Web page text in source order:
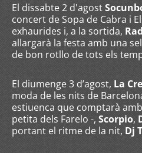
El dissabte 2 d'agost
concert de Sopa de Cabra i
exhaurides i, a la sortida,
allargarà la festa amb una
de bon rotllo de tots els
El diumenge 3 d’agost, La
moda de les nits de
estiuenca que comptarà
petita dels Farelo -, Scorpio,
portant el ritme de la nit, Dj